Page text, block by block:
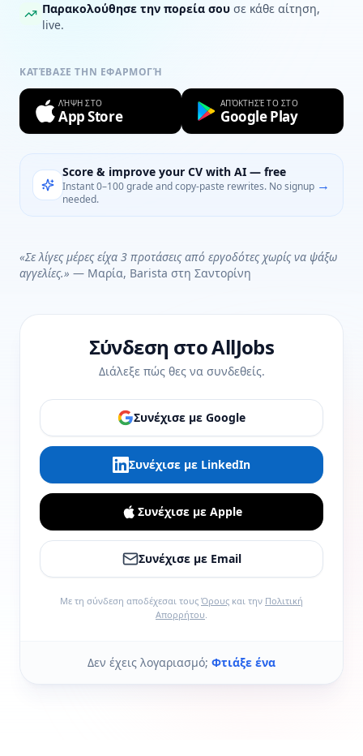
Παρακολούθησε την πορεία σου σε κάθε αίτηση,
live.
ΚΑΤΈΒΑΣΕ ΤΗΝ ΕΦΑΡΜΟΓΉ
ΛΉΨΗ ΣΤΟ
App Store
ΑΠΌΚΤΗΣΈ ΤΟ ΣΤΟ
Google Play
Score & improve your CV with AI — free
Instant 0–100 grade and copy-paste rewrites. No signup
needed.
→
«Σε λίγες μέρες είχα 3 προτάσεις από εργοδότες χωρίς να ψάξω
αγγελίες.» — Μαρία, Barista στη Σαντορίνη
Σύνδεση στο AllJobs
Διάλεξε πώς θες να συνδεθείς.
Συνέχισε με Google
Συνέχισε με LinkedIn
Συνέχισε με Apple
Συνέχισε με Email
Με τη σύνδεση αποδέχεσαι τους Όρους και την Πολιτική
Απορρήτου.
Δεν έχεις λογαριασμό; Φτιάξε ένα